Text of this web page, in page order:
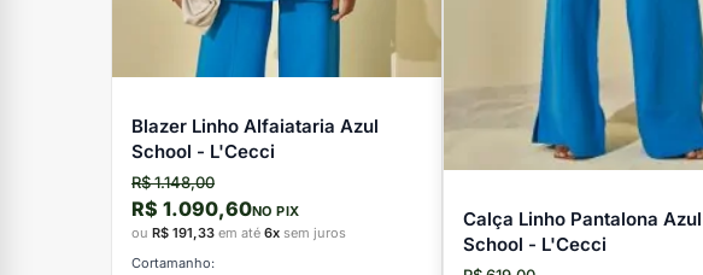
Blazer Linho Alfaiataria Azul
School - L'Cecci
R$ 1.148,00
R$ 1.090,60NO PIX
ou R$ 191,33 em até 6x sem juros
Cortamanho:
Calça Linho Pantalona Azul
School - L'Cecci